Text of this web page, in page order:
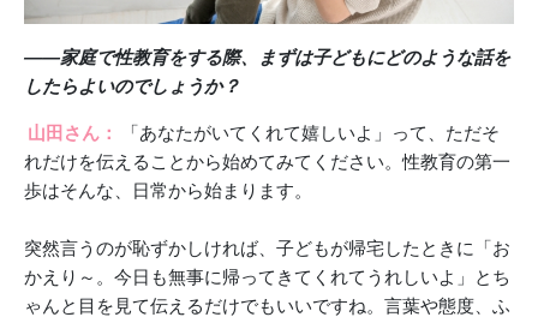
――家庭で性教育をする際、まずは子どもにどのような話を
したらよいのでしょうか？
山田さん：
「あなたがいてくれて嬉しいよ」って、ただそ
れだけを伝えることから始めてみてください。性教育の第一
歩はそんな、日常から始まります。
突然言うのが恥ずかしければ、子どもが帰宅したときに「お
かえり～。今日も無事に帰ってきてくれてうれしいよ」とち
ゃんと目を見て伝えるだけでもいいですね。言葉や態度、ふ